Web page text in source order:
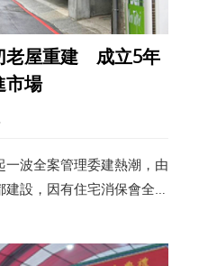
老屋重建 成立5年
市場
波全案管理委建熱潮，由
設，因有住宅消保會全案
主對於尋找可靠安全業者